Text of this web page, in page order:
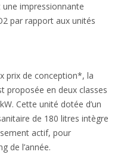
impressionnante
par rapport aux unités
prix de conception*, la
proposée en deux classes
Cette unité dotée d’un
de 180 litres intègre
actif, pour
de l’année.